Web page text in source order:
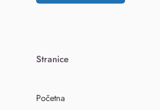
Stranice
Početna